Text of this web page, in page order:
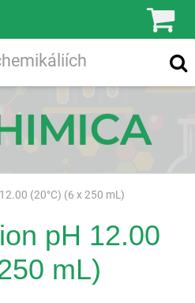
(20°C) (6 x 250 mL)
pH 12.00
mL)